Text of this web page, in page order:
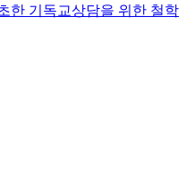
한 기독교상담을 위한 철학